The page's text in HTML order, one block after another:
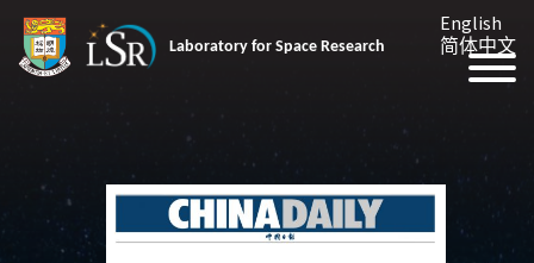
Laboratory for Space Research
English
简体中文